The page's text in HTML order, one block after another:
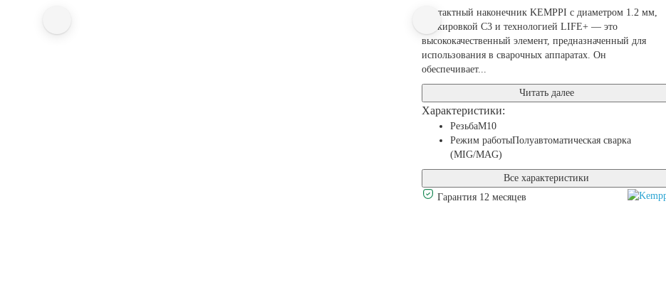
Контактный наконечник KEMPPI с диаметром 1.2 мм,
маркировкой C3 и технологией LIFE+ — это
высококачественный элемент, предназначенный для
использования в сварочных аппаратах. Он
обеспечивает...
Читать далее
Характеристики:
РезьбаМ10
Режим работыПолуавтоматическая сварка
(MIG/MAG)
Все характеристики
Гарантия 12 месяцев